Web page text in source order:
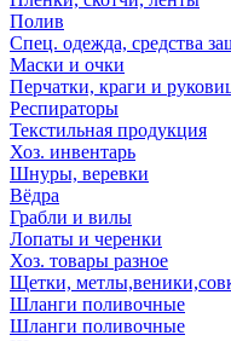
Полив
Спец. одежда, средства
Маски и очки
Перчатки, краги и
Респираторы
Текстильная продукция
Хоз. инвентарь
Шнуры, веревки
Вёдра
Грабли и вилы
Лопаты и черенки
Хоз. товары разное
Щетки,
Шланги поливочные
Шланги поливочные